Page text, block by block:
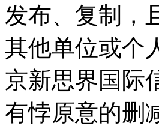
发布、复制，
其他单位或个
京新思界国际
有悖原意的删